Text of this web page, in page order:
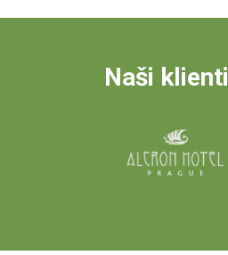
Naši klienti